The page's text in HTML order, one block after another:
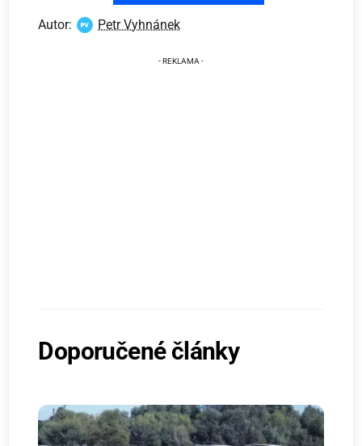
Autor: Petr Vyhnánek
Doporučené články